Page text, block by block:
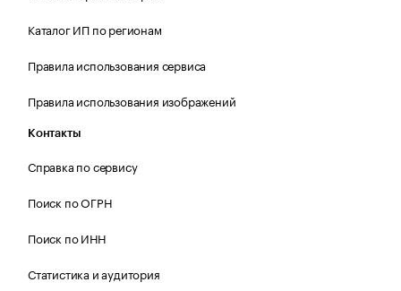
Каталог ИП по регионам
Правила использования сервиса
Правила использования изображений
Контакты
Справка по сервису
Поиск по ОГРН
Поиск по ИНН
Статистика и аудитория